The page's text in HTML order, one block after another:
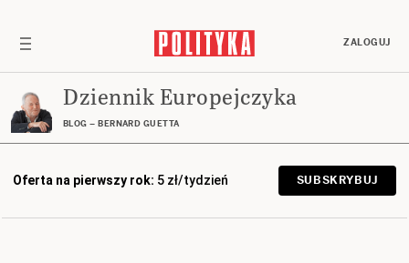
ZALOGUJ
Dziennik Europejczyka
BLOG – BERNARD GUETTA
Oferta na pierwszy rok: 5 zł/tydzień SUBSKRYBUJ